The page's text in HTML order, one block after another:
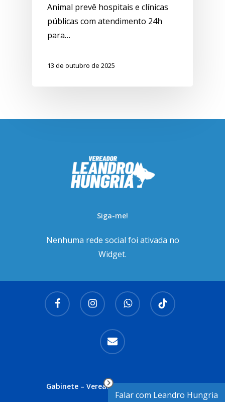
Animal prevê hospitais e clínicas
públicas com atendimento 24h
para…
13 de outubro de 2025
Siga-me!
Nenhuma rede social foi ativada no
Widget.
facebook instagram whatsapp tiktok
email
Gabinete – Vereador Leandro Hungria
Falar com Leandro Hungria